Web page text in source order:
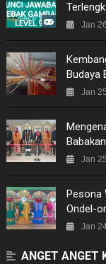
MOVIES
TECH
MUSIC
PICTURES
SITEMAP
Jan
Budaya
Jan
Jan
Pesona
Ondel-
Jan
ANGET ANGET